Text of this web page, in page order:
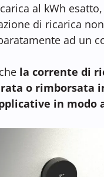
al kWh
di ricarica
ad un
la corrente di
o rimborsata
in modo